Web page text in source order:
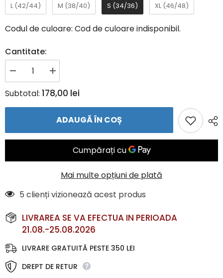
L (42/44) M (38/40) S (34/36) XL (46/48)
Codul de culoare: Cod de culoare indisponibil.
Cantitate:
Reduceți
cantitatea
pentru
Bluza
FLOW
–
fermoar
|
Creșteți
cantitatea
pentru
Bluza
top
FLOW
–
fermoar
material
|
Subtotal: 178,00 lei
ADAUGĂ ÎN COȘ
Mai multe opțiuni de plată
5 clienți vizionează acest produs
LIVRAREA SE VA EFECTUA IN PERIOADA
21.08.-25.08.2026
LIVRARE GRATUITĂ PESTE 350 LEI
DREPT DE RETUR